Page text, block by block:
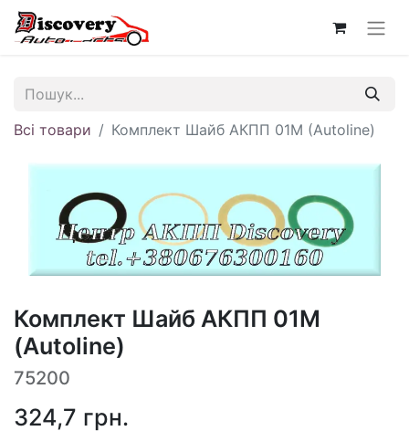
Всі товари Комплект Шайб АКПП 01M (Autoline)
Комплект Шайб АКПП 01M
(Autoline)
75200
324,7 грн.